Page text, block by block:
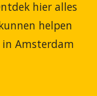
hier alles
helpen
Amsterdam